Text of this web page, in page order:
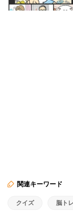
関連キーワード
クイズ 脳トレ